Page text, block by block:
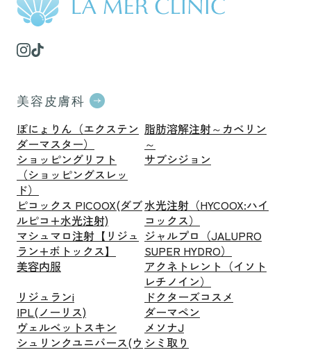
美容皮膚科
ぽにょりん（エクステン
ダーマスター）
脂肪溶解注射～カベリン
～
ショッピングリフト
（ショッピングスレッ
ド）
サブシジョン
ピコックス PICOOX(ダブ
ルピコ+水光注射)
水光注射（HYCOOX:ハイ
コックス）
マシュマロ注射【リジュ
ラン+ボトックス】
ジャルプロ（JALUPRO
SUPER HYDRO）
美容内服
アクネトレント（イソト
レチノイン）
リジュランi
ドクターズコスメ
IPL(ノーリス)
ダーマペン
ヴェルベットスキン
メソナJ
シュリンクユニバース(ウ シミ取り